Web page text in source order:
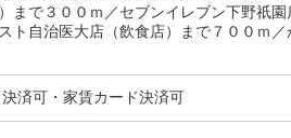
まで３００ｍ／セブンイレブン下野祇
ト自治医大店（飲食店）まで７００ｍ
済可・家賃カード決済可